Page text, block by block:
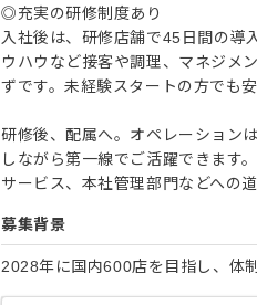
◎充実の研修制度あり
入社後は、研修店舗で45日間の導
ウハウなど接客や調理、マネジメ
ずです。未経験スタートの方でも安
研修後、配属へ。オペレーション
しながら第一線でご活躍できます
サービス、本社管理部門などへの
募集背景
2028年に国内600店を目指し、体